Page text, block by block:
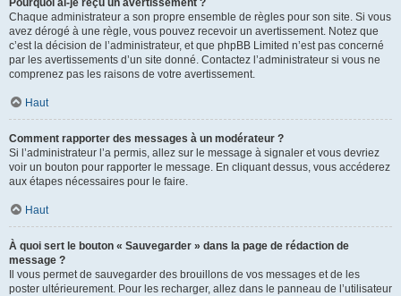
Pourquoi ai-je reçu un avertissement ?
Chaque administrateur a son propre ensemble de règles pour son site. Si vous
avez dérogé à une règle, vous pouvez recevoir un avertissement. Notez que
c’est la décision de l’administrateur, et que phpBB Limited n’est pas concerné
par les avertissements d’un site donné. Contactez l’administrateur si vous ne
comprenez pas les raisons de votre avertissement.
Haut
Comment rapporter des messages à un modérateur ?
Si l’administrateur l’a permis, allez sur le message à signaler et vous devriez
voir un bouton pour rapporter le message. En cliquant dessus, vous accéderez
aux étapes nécessaires pour le faire.
Haut
À quoi sert le bouton « Sauvegarder » dans la page de rédaction de
message ?
Il vous permet de sauvegarder des brouillons de vos messages et de les
poster ultérieurement. Pour les recharger, allez dans le panneau de l’utilisateur